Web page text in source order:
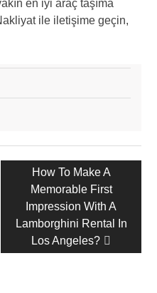
en iyi araç taşıma
ile iletişime geçin,
Sonraki
gönderi:
How To Make A
Memorable First
Impression With A
Lamborghini Rental In
Los Angeles?